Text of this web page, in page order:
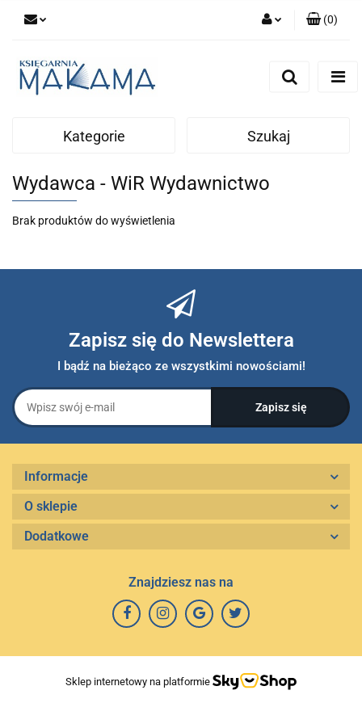
(0)
Kategorie Szukaj
Wydawca - WiR Wydawnictwo
Brak produktów do wyświetlenia
Zapisz się do Newslettera
I bądź na bieżąco ze wszystkimi nowościami!
Informacje
O sklepie
Dodatkowe
Znajdziesz nas na
Sklep internetowy na platformie